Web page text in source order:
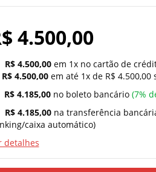
4.500,00
R$ 4.500,00em 1x no cartão de
R$ 4.500,00em até 1x de R$ 4.500,00
R$ 4.185,00no boleto bancário (7%
R$ 4.185,00na transferência
caixa automático)
detalhes